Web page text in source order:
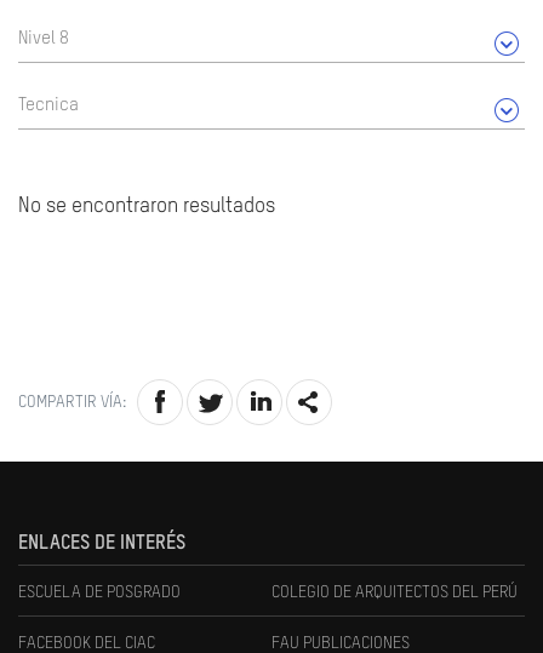
Nivel 8
Tecnica
No se encontraron resultados
COMPARTIR VÍA:
ENLACES DE INTERÉS
ESCUELA DE POSGRADO COLEGIO DE ARQUITECTOS DEL PERÚ
FACEBOOK DEL CIAC FAU PUBLICACIONES